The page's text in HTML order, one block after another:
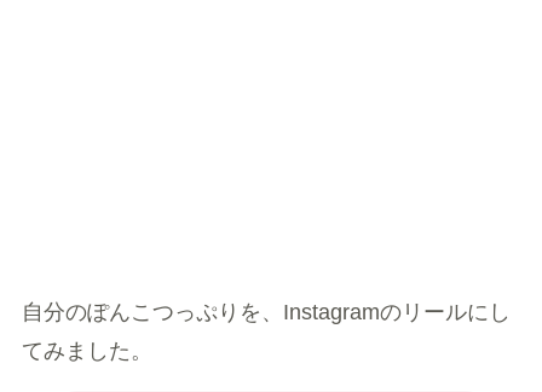
自分のぽんこつっぷりを、Instagramのリールにし
てみました。